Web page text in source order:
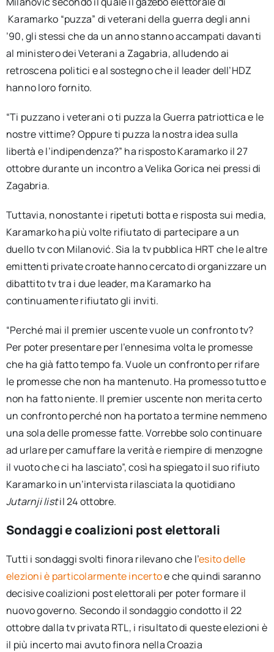
Karamarko “puzza” di veterani della guerra degli anni
’90, gli stessi che da un anno stanno accampati davanti
al ministero dei Veterani a Zagabria, alludendo ai
retroscena politici e al sostegno che il leader dell’HDZ
hanno loro fornito.
“Ti puzzano i veterani o ti puzza la Guerra patriottica e le
nostre vittime? Oppure ti puzza la nostra idea sulla
libertà e l’indipendenza?” ha risposto Karamarko il 27
ottobre durante un incontro a Velika Gorica nei pressi di
Zagabria.
Tuttavia, nonostante i ripetuti botta e risposta sui media,
Karamarko ha più volte rifiutato di partecipare a un
duello tv con Milanović. Sia la tv pubblica HRT che le altre
emittenti private croate hanno cercato di organizzare un
dibattito tv tra i due leader, ma Karamarko ha
continuamente rifiutato gli inviti.
“Perché mai il premier uscente vuole un confronto tv?
Per poter presentare per l’ennesima volta le promesse
che ha già fatto tempo fa. Vuole un confronto per rifare
le promesse che non ha mantenuto. Ha promesso tutto e
non ha fatto niente. Il premier uscente non merita certo
un confronto perché non ha portato a termine nemmeno
una sola delle promesse fatte. Vorrebbe solo continuare
ad urlare per camuffare la verità e riempire di menzogne
il vuoto che ci ha lasciato”, così ha spiegato il suo rifiuto
Karamarko in un’intervista rilasciata la quotidiano
Jutarnji listil 24 ottobre.
Sondaggi e coalizioni post elettorali
Tutti i sondaggi svolti finora rilevano che l’esito delle
elezioni è particolarmente incertoe che quindi saranno
decisive coalizioni post elettorali per poter formare il
nuovo governo. Secondo il sondaggio condotto il 22
ottobre dalla tv privata RTL, i risultato di queste elezioni è
il più incerto mai avuto finora nella Croazia